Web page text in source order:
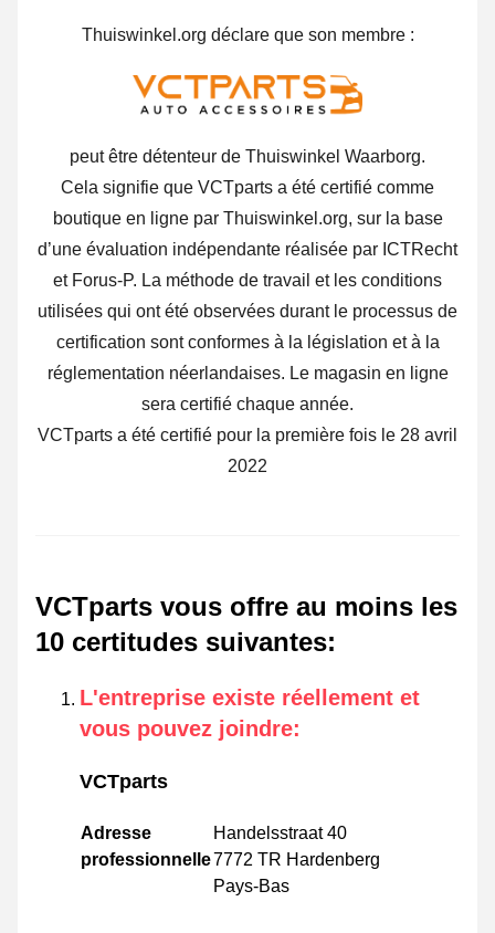
Thuiswinkel.org déclare que son membre :
peut être détenteur de Thuiswinkel Waarborg.
Cela signifie que VCTparts a été certifié comme
boutique en ligne par Thuiswinkel.org, sur la base
d’une évaluation indépendante réalisée par ICTRecht
et Forus-P. La méthode de travail et les conditions
utilisées qui ont été observées durant le processus de
certification sont conformes à la législation et à la
réglementation néerlandaises. Le magasin en ligne
sera certifié chaque année.
VCTparts a été certifié pour la première fois le 28 avril
2022
VCTparts vous offre au moins les
10 certitudes suivantes:
L'entreprise existe réellement et
vous pouvez joindre:
VCTparts
Adresse
professionnelle
Handelsstraat 40
7772 TR Hardenberg
Pays-Bas